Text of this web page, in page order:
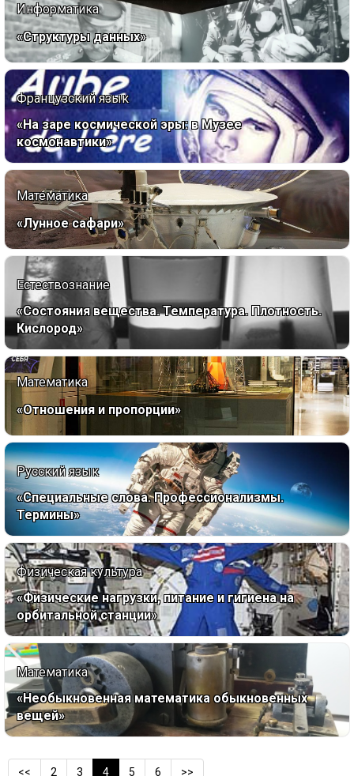
Информатика
«Структуры данных»
Французский язык
«На заре космической эры: в Музее
космонавтики»
Математика
«Лунное сафари»
Естествознание
«Состояния вещества. Температура. Плотность.
Кислород»
Математика
«Отношения и пропорции»
Русский язык
«Специальные слова. Профессионализмы.
Термины»
Физическая культура
«Физические нагрузки, питание и гигиена на
орбитальной станции»
Математика
«Необыкновенная математика обыкновенных
вещей»
<< 2 3 4 5 6 >>